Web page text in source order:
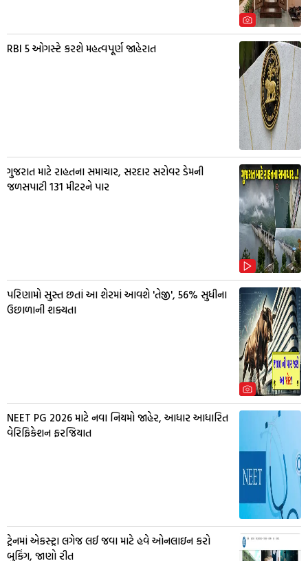
RBI 5 ઓગસ્ટે કરશે મહત્વપૂર્ણ જાહેરાત
ગુજરાત માટે રાહતના સમાચાર, સરદાર સરોવર ડેમની
જળસપાટી 131 મીટરને પાર
પરિણામો સુસ્ત છતાં આ શેરમાં આવશે 'તેજી', 56% સુધીના
ઉછાળાની શક્યતા
NEET PG 2026 માટે નવા નિયમો જાહેર, આધાર આધારિત
વેરિફિકેશન ફરજિયાત
ટ્રેનમાં એકસ્ટ્રા લગેજ લઈ જવા માટે હવે ઓનલાઇન કરો
બુકિંગ, જાણો રીત